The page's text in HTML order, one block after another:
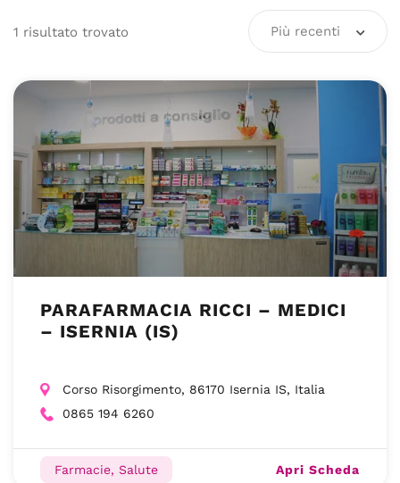
1 risultato trovato Più recenti
PARAFARMACIA RICCI – MEDICI
– ISERNIA (IS)
Corso Risorgimento, 86170 Isernia IS, Italia
0865 194 6260
Farmacie, Salute Apri Scheda